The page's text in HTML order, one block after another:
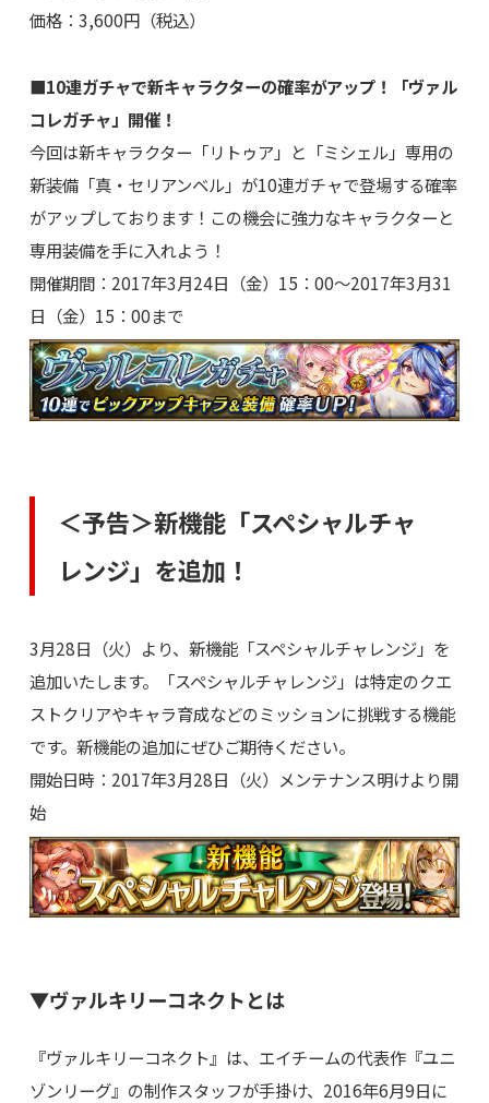
価格：3,600円（税込）
■10連ガチャで新キャラクターの確率がアップ！「ヴァル
コレガチャ」開催！
今回は新キャラクター「リトゥア」と「ミシェル」専用の
新装備「真・セリアンベル」が10連ガチャで登場する確率
がアップしております！この機会に強力なキャラクターと
専用装備を手に入れよう！
開催期間：2017年3月24日（金）15：00～2017年3月31
日（金）15：00まで
＜予告＞新機能「スペシャルチャ
レンジ」を追加！
3月28日（火）より、新機能「スペシャルチャレンジ」を
追加いたします。「スペシャルチャレンジ」は特定のクエ
ストクリアやキャラ育成などのミッションに挑戦する機能
です。新機能の追加にぜひご期待ください。
開始日時：2017年3月28日（火）メンテナンス明けより開
始
▼ヴァルキリーコネクトとは
『ヴァルキリーコネクト』は、エイチームの代表作『ユニ
ゾンリーグ』の制作スタッフが手掛け、2016年6月9日に